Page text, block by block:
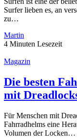
Surfer lieben es, an
zu…
Martin
4 Minuten Lesezeit
Magazin
Die besten
mit
Für Menschen mit
Fahrradhelms eine
Volumen der Locken…